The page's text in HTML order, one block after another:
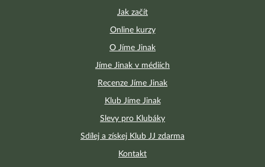
Jak začít
Online kurzy
O Jíme Jinak
Jíme Jinak v médiích
Recenze Jíme Jinak
Klub Jíme Jinak
Slevy pro Klubáky
Sdílej a získej Klub JJ zdarma
Kontakt